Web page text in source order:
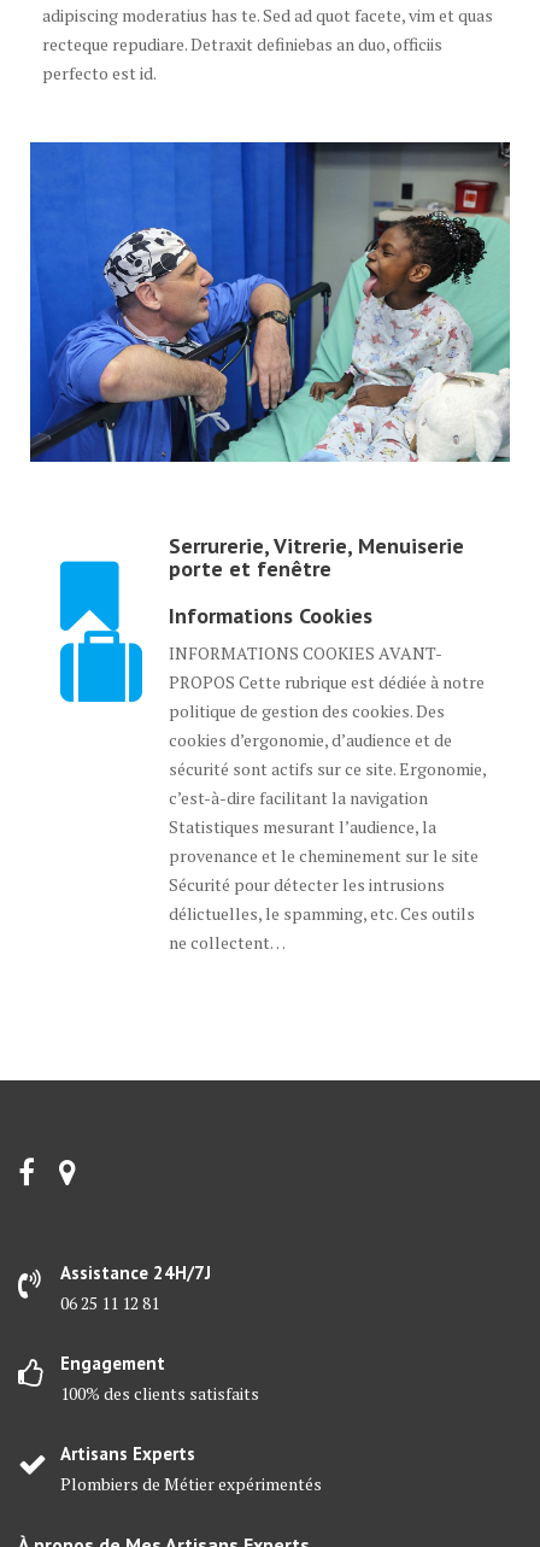
adipiscing moderatius has te. Sed ad quot facete, vim et quas
recteque repudiare. Detraxit definiebas an duo, officiis
perfecto est id.
Serrurerie, Vitrerie, Menuiserie
porte et fenêtre
Informations Cookies
INFORMATIONS COOKIES AVANT-
PROPOS Cette rubrique est dédiée à notre
politique de gestion des cookies. Des
cookies d’ergonomie, d’audience et de
sécurité sont actifs sur ce site. Ergonomie,
c’est-à-dire facilitant la navigation
Statistiques mesurant l’audience, la
provenance et le cheminement sur le site
Sécurité pour détecter les intrusions
délictuelles, le spamming, etc. Ces outils
ne collectent…
Assistance 24H/7J
06 25 11 12 81
Engagement
100% des clients satisfaits
Artisans Experts
Plombiers de Métier expérimentés